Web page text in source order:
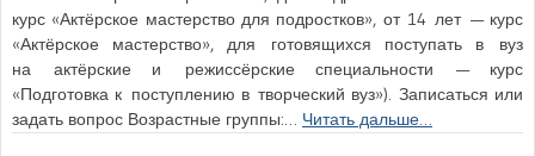
курс «Актёрское мастерство для подростков», от 14 лет — курс
«Актёрское мастерство», для готовящихся поступать в вуз
на актёрские и режиссёрские специальности — курс
«Подготовка к поступлению в творческий вуз»). Записаться или
задать вопрос Возрастные группы:… Читать дальше…